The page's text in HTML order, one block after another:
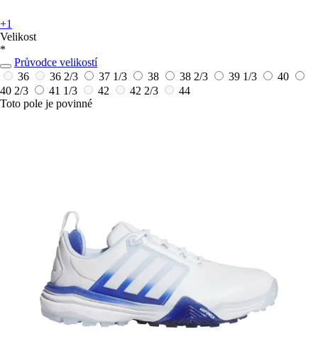
+1
Velikost
*
Průvodce velikostí
36
36 2/3 37 1/3 38 38 2/3 39 1/3
40
40 2/3
41 1/3 42 42 2/3
44
Toto pole je povinné